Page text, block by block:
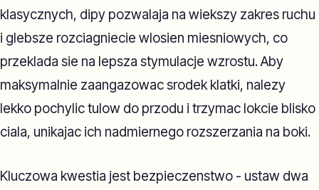
klasycznych, dipy pozwalaja na wiekszy zakres ruchu
i glebsze rozciagniecie wlosien miesniowych, co
przeklada sie na lepsza stymulacje wzrostu. Aby
maksymalnie zaangazowac srodek klatki, nalezy
lekko pochylic tulow do przodu i trzymac lokcie blisko
ciala, unikajac ich nadmiernego rozszerzania na boki.
Kluczowa kwestia jest bezpieczenstwo - ustaw dwa